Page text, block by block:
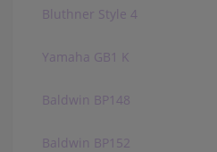
Bluthner Style 4
Yamaha GB1 K
Baldwin BP148
Baldwin BP152